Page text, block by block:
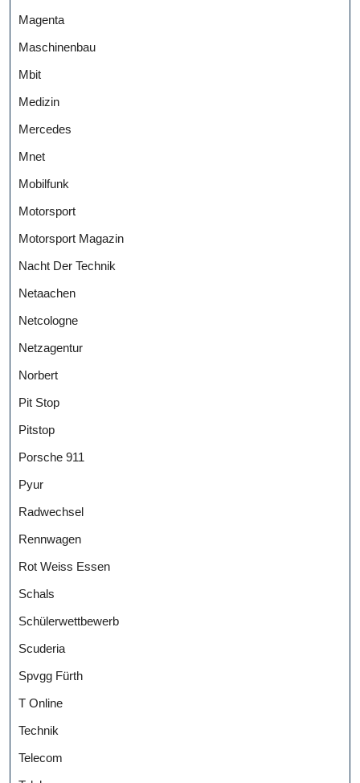
Magenta
Maschinenbau
Mbit
Medizin
Mercedes
Mnet
Mobilfunk
Motorsport
Motorsport Magazin
Nacht Der Technik
Netaachen
Netcologne
Netzagentur
Norbert
Pit Stop
Pitstop
Porsche 911
Pyur
Radwechsel
Rennwagen
Rot Weiss Essen
Schals
Schülerwettbewerb
Scuderia
Spvgg Fürth
T Online
Technik
Telecom